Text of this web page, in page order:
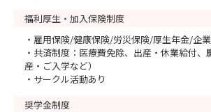
福利厚生・加入保険制度
・雇用保険/健康保険/労災保険/厚生年金/企
・共済制度：医療費免除、出産・休業給付、
産・ご入学など）
・サークル活動あり
奨学金制度